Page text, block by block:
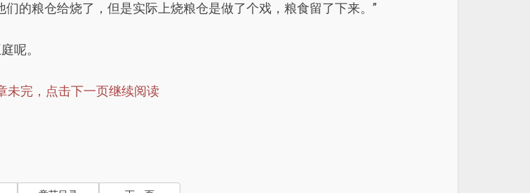
的粮仓给烧了，但是实际上烧粮仓是做了个戏，粮食留了下来。”
呢。
未完，点击下一页继续阅读